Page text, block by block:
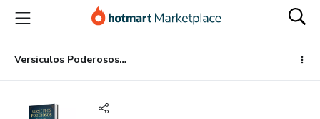
para
conteúdo
principal
para
pagamento
para
rodapé
Versiculos Poderosos para Cada Area de la Vida